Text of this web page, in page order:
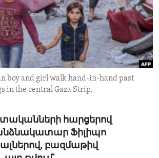
HEALTH
boy and girl walk hand-in-hand past
in the central Gaza Strip.
հարցերով
Ֆիլիպո
բազմաթիվ